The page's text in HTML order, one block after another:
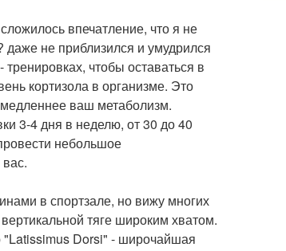
впечатление, что я не
не приблизился и умудрился
чтобы оставаться в
кортизола в организме. Это
ваш метаболизм.
3-4 дня в неделю, от 30 до 40
небольшое
в спортзале, но вижу многих
тяге широким хватом.
"Latissimus Dorsi" - широчайшая